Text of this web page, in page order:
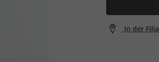
In der